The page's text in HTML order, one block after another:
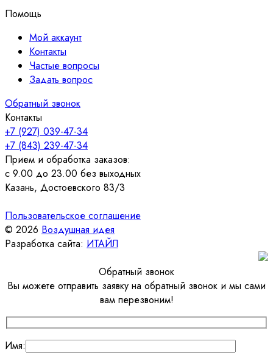
Помощь
Мой аккаунт
Контакты
Частые вопросы
Задать вопрос
Обратный звонок
Контакты
+7 (927) 039-47-34
+7 (843) 239-47-34
Прием и обработка заказов:
с 9.00 до 23.00 без выходных
Казань, Достоевского 83/3
Пользовательское соглашение
© 2026 Воздушная идея
Разработка сайта: ИТАЙЛ
Обратный звонок
Вы можете отправить заявку на обратный звонок и мы сами
вам перезвоним!
Имя: